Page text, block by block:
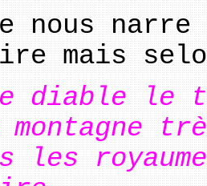
nous narre
mais
diable le
montagne
les